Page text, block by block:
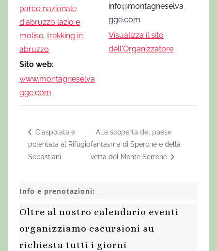
parco nazionale
d'abruzzo lazio e
molise, trekking in
abruzzo
Sito web:
www.montagneselva
gge.com
info@montagneselva
gge.com
Visualizza il sito
dell'Organizzatore
Ciaspolata e
polentata al Rifugio
Sebastiani
Alla scoperta del paese
fantasma di Sperone e della
vetta del Monte Serrone
Info e prenotazioni:
Oltre al nostro calendario eventi
organizziamo escursioni su
richiesta tutti i giorni